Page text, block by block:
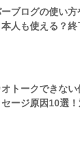
ブログの使い
人も使える？
オトークできない
ージ原因10選